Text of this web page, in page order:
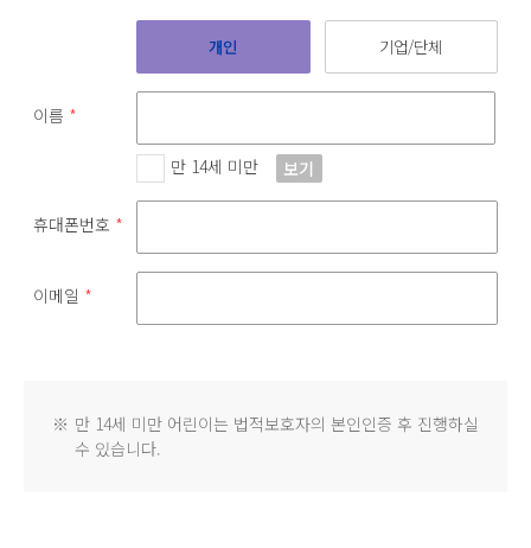
개인 기업/단체
이름 *
만 14세 미만 보기
휴대폰번호 *
이메일 *
※ 만 14세 미만 어린이는 법적보호자의 본인인증 후 진행하실
수 있습니다.